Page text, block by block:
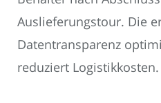
Auslieferungstour. Die
Datentransparenz
reduziert Logistikkosten.